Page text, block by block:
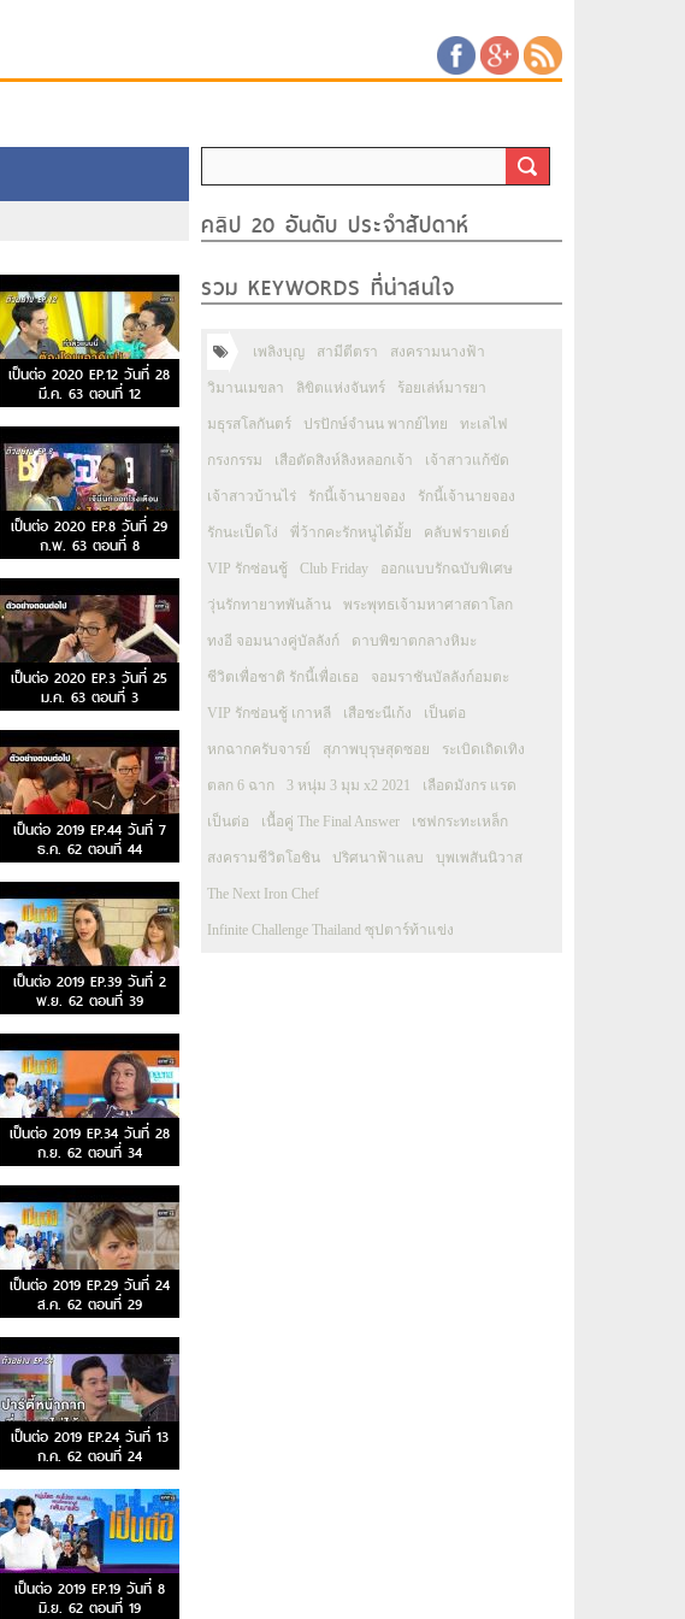
เป็นต่อ 2020 EP.12 วันที่ 28
มี.ค. 63 ตอนที่ 12
เป็นต่อ 2020 EP.8 วันที่ 29
ก.พ. 63 ตอนที่ 8
เป็นต่อ 2020 EP.3 วันที่ 25
ม.ค. 63 ตอนที่ 3
เป็นต่อ 2019 EP.44 วันที่ 7
ธ.ค. 62 ตอนที่ 44
เป็นต่อ 2019 EP.39 วันที่ 2
พ.ย. 62 ตอนที่ 39
เป็นต่อ 2019 EP.34 วันที่ 28
ก.ย. 62 ตอนที่ 34
เป็นต่อ 2019 EP.29 วันที่ 24
ส.ค. 62 ตอนที่ 29
เป็นต่อ 2019 EP.24 วันที่ 13
ก.ค. 62 ตอนที่ 24
เป็นต่อ 2019 EP.19 วันที่ 8
มิ.ย. 62 ตอนที่ 19
คลิป 20 อันดับ ประจำสัปดาห์
รวม KEYWORDS ที่น่าสนใจ
เพลิงบุญ สามีตีตรา สงครามนางฟ้า
วิมานเมขลา ลิขิตแห่งจันทร์ ร้อยเล่ห์มารยา
มธุรสโลกันตร์ ปรปักษ์จำนน พากย์ไทย ทะเลไฟ
กรงกรรม เสือตัดสิงห์ลิงหลอกเจ้า เจ้าสาวแก้ขัด
เจ้าสาวบ้านไร่ รักนี้เจ้านายจอง รักนี้เจ้านายจอง
รักนะเป็ดโง่ พี่ว้ากคะรักหนูได้มั้ย คลับฟรายเดย์
VIP รักซ่อนชู้ Club Friday ออกแบบรักฉบับพิเศษ
วุ่นรักทายาทพันล้าน พระพุทธเจ้ามหาศาสดาโลก
ทงอี จอมนางคู่บัลลังก์ ดาบพิฆาตกลางหิมะ
ชีวิตเพื่อชาติ รักนี้เพื่อเธอ จอมราชันบัลลังก์อมตะ
VIP รักซ่อนชู้ เกาหลี เสือชะนีเก้ง เป็นต่อ
หกฉากครับจารย์ สุภาพบุรุษสุดซอย ระเบิดเถิดเทิง
ตลก 6 ฉาก 3 หนุ่ม 3 มุม x2 2021 เลือดมังกร แรด
เป็นต่อ เนื้อคู่ The Final Answer เชฟกระทะเหล็ก
สงครามชีวิตโอชิน ปริศนาฟ้าแลบ บุพเพสันนิวาส
The Next Iron Chef
Infinite Challenge Thailand ซุปตาร์ท้าแข่ง